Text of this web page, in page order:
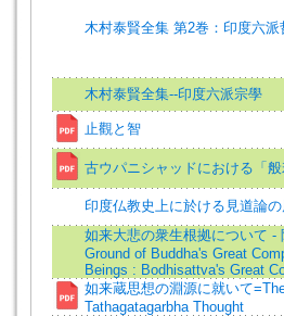
木村泰賢全集 第2巻：印度六派
木村泰賢全集--印度六派宗學
止觀と智
古ウパニシャッドにおける「
印度仏教史上に於ける見道論の
如来大悲の衆生根拠について -
Ground of Buddha's Great
Beings : Bodhisattva's Great
如来蔵思想の淵源に就いて
Tathagatagarbha Thought